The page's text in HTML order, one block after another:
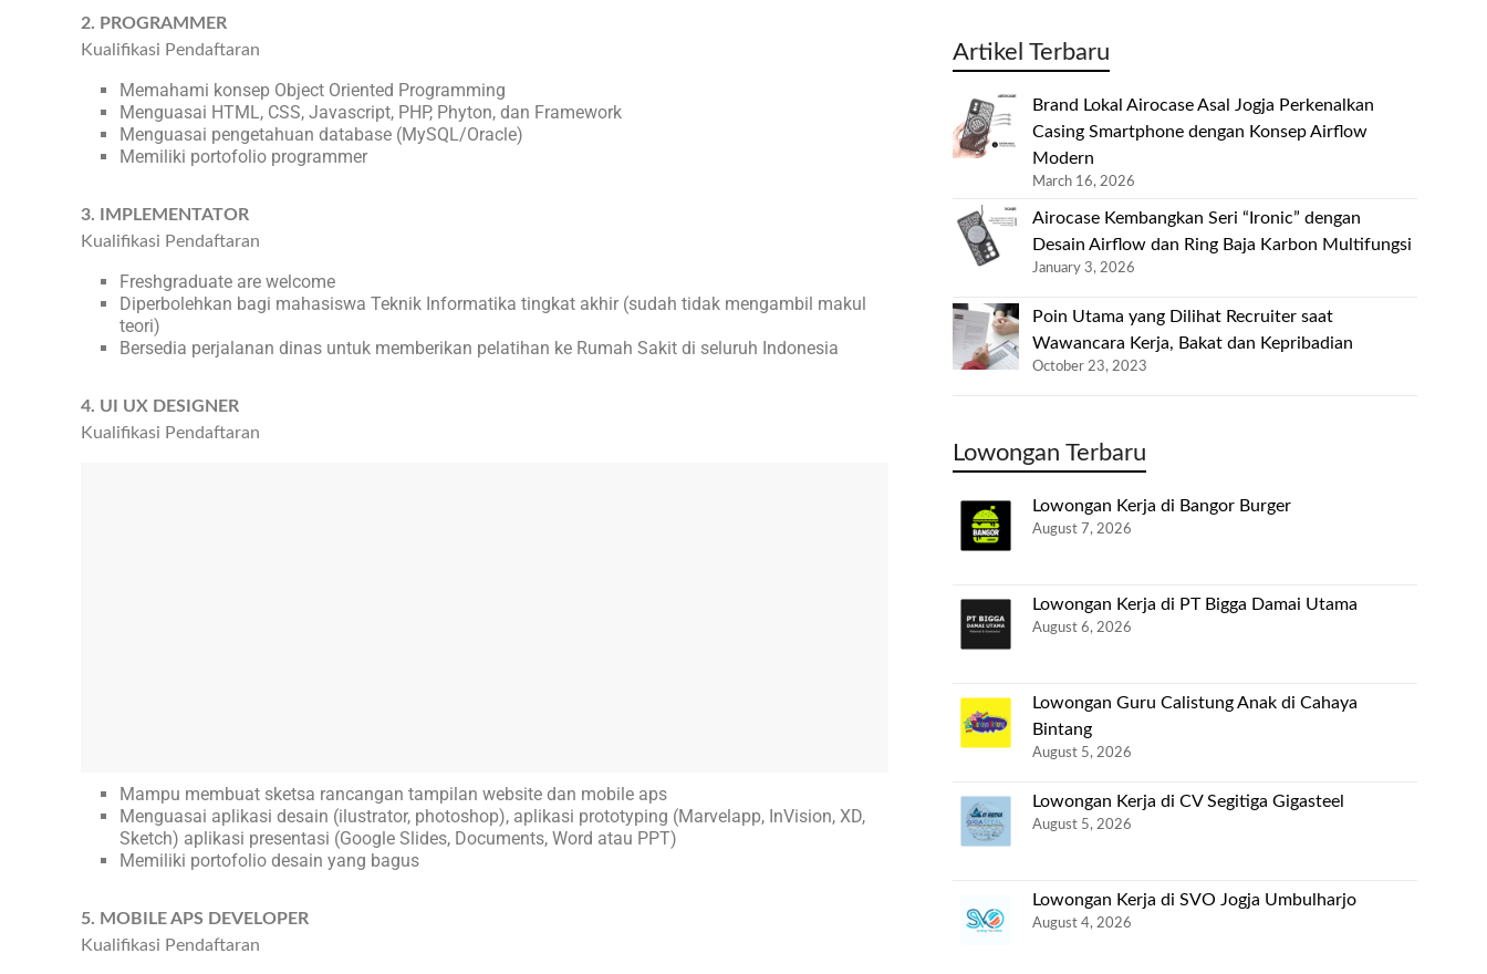
2. PROGRAMMER
Kualifikasi Pendaftaran
Memahami konsep Object Oriented Programming
Menguasai HTML, CSS, Javascript, PHP, Phyton, dan Framework
Menguasai pengetahuan database (MySQL/Oracle)
Memiliki portofolio programmer
3. IMPLEMENTATOR
Kualifikasi Pendaftaran
Freshgraduate are welcome
Diperbolehkan bagi mahasiswa Teknik Informatika tingkat akhir (sudah tidak mengambil makul
teori)
Bersedia perjalanan dinas untuk memberikan pelatihan ke Rumah Sakit di seluruh Indonesia
4. UI UX DESIGNER
Kualifikasi Pendaftaran
Mampu membuat sketsa rancangan tampilan website dan mobile aps
Menguasai aplikasi desain (ilustrator, photoshop), aplikasi prototyping (Marvelapp, InVision, XD,
Sketch) aplikasi presentasi (Google Slides, Documents, Word atau PPT)
Memiliki portofolio desain yang bagus
5. MOBILE APS DEVELOPER
Kualifikasi Pendaftaran
Artikel Terbaru
Brand Lokal Airocase Asal Jogja Perkenalkan
Casing Smartphone dengan Konsep Airflow
Modern
March 16, 2026
Airocase Kembangkan Seri “Ironic” dengan
Desain Airflow dan Ring Baja Karbon Multifungsi
January 3, 2026
Poin Utama yang Dilihat Recruiter saat
Wawancara Kerja, Bakat dan Kepribadian
October 23, 2023
Lowongan Terbaru
Lowongan Kerja di Bangor Burger
August 7, 2026
Lowongan Kerja di PT Bigga Damai Utama
August 6, 2026
Lowongan Guru Calistung Anak di Cahaya
Bintang
August 5, 2026
Lowongan Kerja di CV Segitiga Gigasteel
August 5, 2026
Lowongan Kerja di SVO Jogja Umbulharjo
August 4, 2026